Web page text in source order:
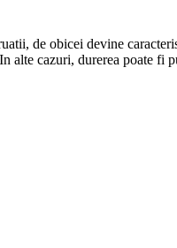
de obicei devine
alte cazuri, durerea poate